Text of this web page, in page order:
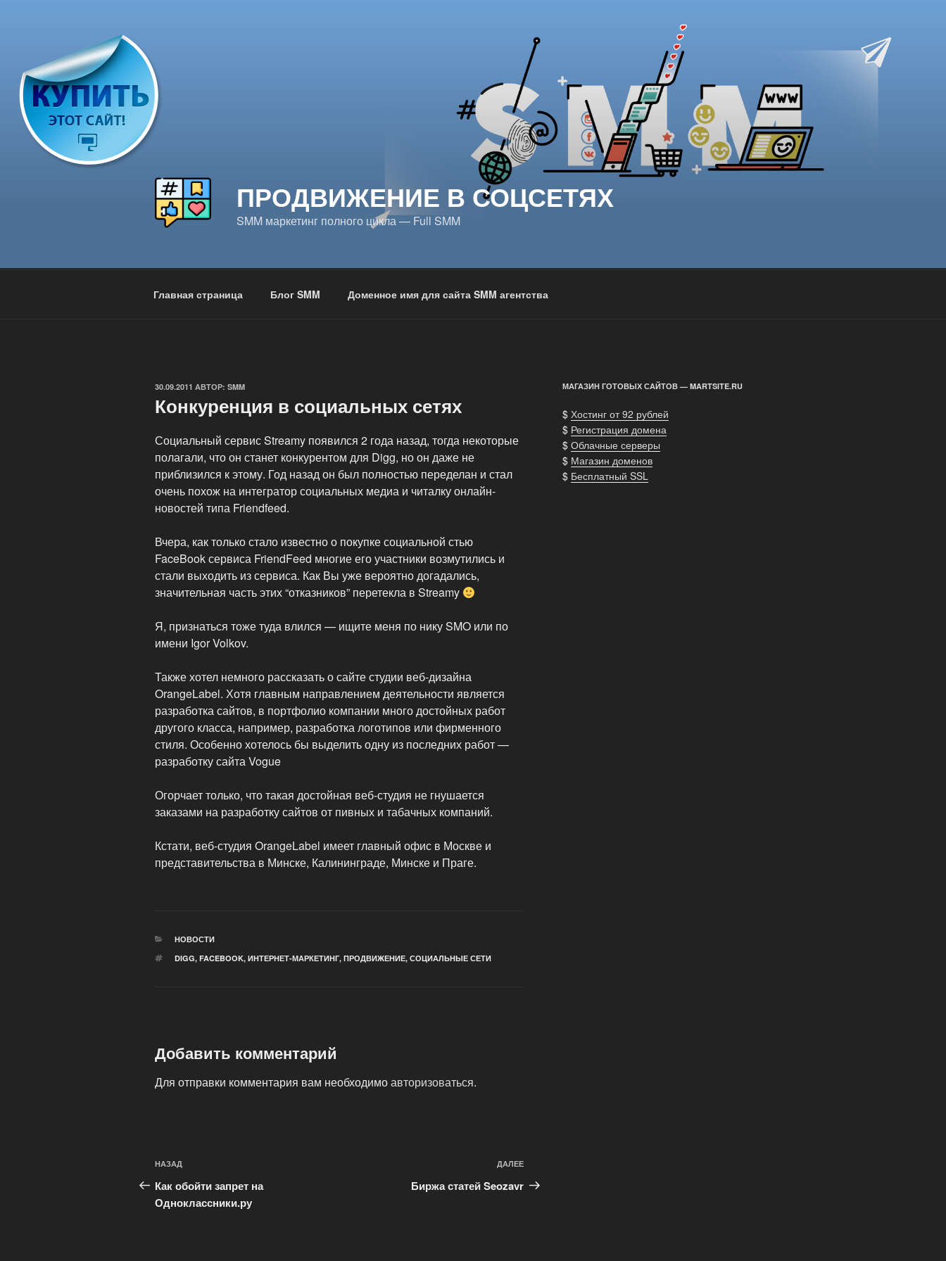
ПРОДВИЖЕНИЕ В СОЦСЕТЯХ
SMM маркетинг полного цикла — Full SMM
Главная страница Блог SMM Доменное имя для сайта SMM агентства
ОПУБЛИКОВАНО
30.09.2011 АВТОР: SMM
Конкуренция в социальных сетях
Социальный сервис Streamy появился 2 года назад, тогда некоторые
полагали, что он станет конкурентом для Digg, но он даже не
приблизился к этому. Год назад он был полностью переделан и стал
очень похож на интегратор социальных медиа и читалку онлайн-
новостей типа Friendfeed.
Вчера, как только стало известно о покупке социальной стью
FaceBook сервиса FriendFeed многие его участники возмутились и
стали выходить из сервиса. Как Вы уже вероятно догадались,
значительная часть этих “отказников” перетекла в Streamy
Я, признаться тоже туда влился — ищите меня по нику SMO или по
имени Igor Volkov.
Также хотел немного рассказать о сайте студии веб-дизайна
OrangeLabel. Хотя главным направлением деятельности является
разработка сайтов, в портфолио компании много достойных работ
другого класса, например, разработка логотипов или фирменного
стиля. Особенно хотелось бы выделить одну из последних работ —
разработку сайта Vogue
Огорчает только, что такая достойная веб-студия не гнушается
заказами на разработку сайтов от пивных и табачных компаний.
Кстати, веб-студия OrangeLabel имеет главный офис в Москве и
представительства в Минске, Калининграде, Минске и Праге.
РУБРИКИ
НОВОСТИ
МЕТКИ
DIGG, FACEBOOK, ИНТЕРНЕТ-МАРКЕТИНГ, ПРОДВИЖЕНИЕ, СОЦИАЛЬНЫЕ СЕТИ
Добавить комментарий
Для отправки комментария вам необходимоавторизоваться.
Навигация
по
записям
Предыдущая
запись:
НАЗАД
Как обойти запрет на
Одноклассники.ру
запись
ДАЛЕЕ
Биржа статей Seozavr
МАГАЗИН ГОТОВЫХ САЙТОВ — MARTSITE.RU
$ Хостинг от 92 рублей
$ Регистрация домена
$ Облачные серверы
$ Магазин доменов
$ Бесплатный SSL